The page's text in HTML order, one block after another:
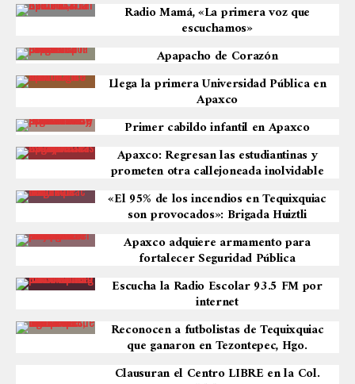
Radio Mamá, «La primera voz que
escuchamos»
Apapacho de Corazón
Llega la primera Universidad Pública en
Apaxco
Primer cabildo infantil en Apaxco
Apaxco: Regresan las estudiantinas y
prometen otra callejoneada inolvidable
«El 95% de los incendios en Tequixquiac
son provocados»: Brigada Huiztli
Apaxco adquiere armamento para
fortalecer Seguridad Pública
Escucha la Radio Escolar 93.5 FM por
internet
Reconocen a futbolistas de Tequixquiac
que ganaron en Tezontepec, Hgo.
Clausuran el Centro LIBRE en la Col.